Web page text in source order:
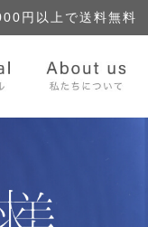
円以上で送料無料